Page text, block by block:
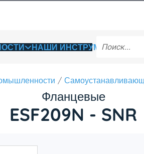
НАШИ ИНСТРУМЕНТЫ
Фланцевые
ESF209N - SNR